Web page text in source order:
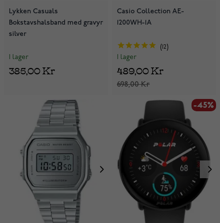
Lykken Casuals
Bokstavshalsband med gravyr
silver
I lager
385,00 Kr
Casio Collection AE-
1200WH-1A
12
I lager
698,00 Kr
489,00 Kr
-45%